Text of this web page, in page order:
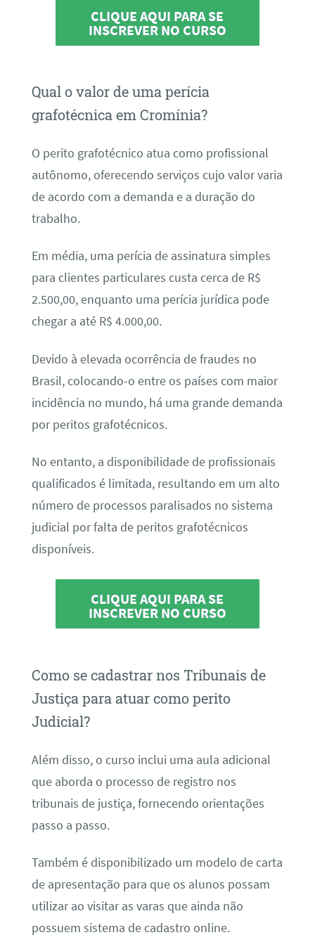
CLIQUE AQUI PARA SE
INSCREVER NO CURSO
Qual o valor de uma perícia
grafotécnica em Cromínia?
O perito grafotécnico atua como profissional
autônomo, oferecendo serviços cujo valor varia
de acordo com a demanda e a duração do
trabalho.
Em média, uma perícia de assinatura simples
para clientes particulares custa cerca de R$
2.500,00, enquanto uma perícia jurídica pode
chegar a até R$ 4.000,00.
Devido à elevada ocorrência de fraudes no
Brasil, colocando-o entre os países com maior
incidência no mundo, há uma grande demanda
por peritos grafotécnicos.
No entanto, a disponibilidade de profissionais
qualificados é limitada, resultando em um alto
número de processos paralisados no sistema
judicial por falta de peritos grafotécnicos
disponíveis.
CLIQUE AQUI PARA SE
INSCREVER NO CURSO
Como se cadastrar nos Tribunais de
Justiça para atuar como perito
Judicial?
Além disso, o curso inclui uma aula adicional
que aborda o processo de registro nos
tribunais de justiça, fornecendo orientações
passo a passo.
Também é disponibilizado um modelo de carta
de apresentação para que os alunos possam
utilizar ao visitar as varas que ainda não
possuem sistema de cadastro online.